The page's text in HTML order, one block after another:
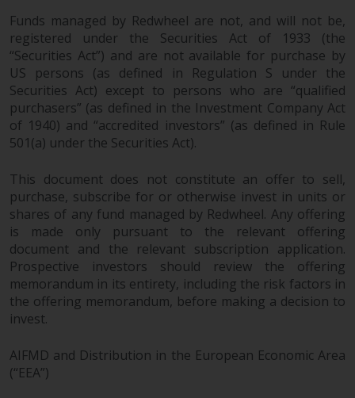
Geltendes Recht
Der Inhalt dieser Website sollte
gemäß den Gesetzen von England
werden, und die Gerichte dieser
Gerichtsbarkeit haben die
ausschließliche Zuständigkeit für
alle auftretenden Streitigkeiten,
es sei denn, diese Inhalte
unterliegen ausdrücklich den
Gesetzen von eine andere
Gerichtsbarkeit. Wenn ein
irgendeinem Grund eine
Funds managed by Redwheel are not, and will not be,
registered under the Securities Act of 1933 (the
“Securities Act”) and are not available for purchase by
US persons (as defined in Regulation S under the
Securities Act) except to persons who are “qualified
purchasers” (as defined in the Investment Company Act
of 1940) and “accredited investors” (as defined in Rule
501(a) under the Securities Act).
This document does not constitute an offer to sell,
purchase, subscribe for or otherwise invest in units or
shares of any fund managed by Redwheel. Any offering
is made only pursuant to the relevant offering
document and the relevant subscription application.
Prospective investors should review the offering
memorandum in its entirety, including the risk factors in
the offering memorandum, before making a decision to
invest.
AIFMD and Distribution in the European Economic Area
(“EEA”)